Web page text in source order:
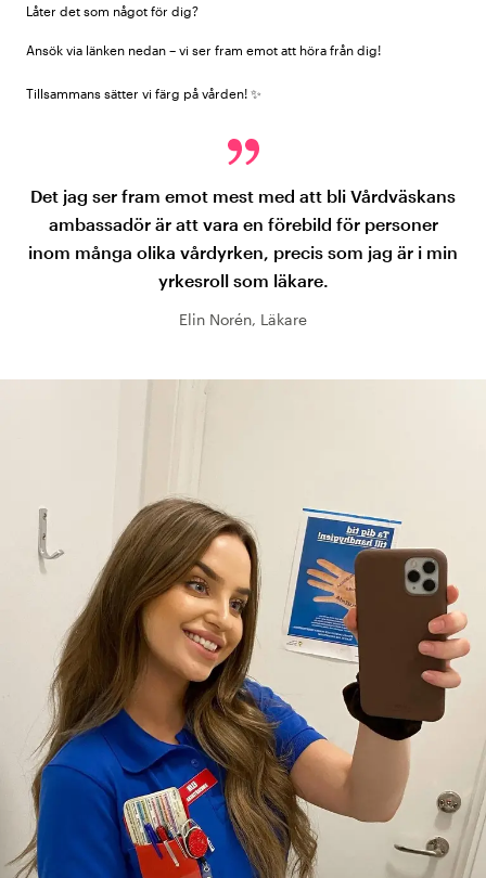
Låter det som något för dig?
Ansök via länken nedan – vi ser fram emot att höra från dig!
Tillsammans sätter vi färg på vården! ✨
Det jag ser fram emot mest med att bli Vårdväskans
ambassadör är att vara en förebild för personer
inom många olika vårdyrken, precis som jag är i min
yrkesroll som läkare.
Elin Norén, Läkare